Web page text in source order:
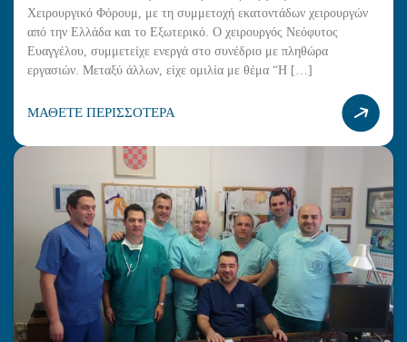
Χειρουργικό Φόρουμ, με τη συμμετοχή εκατοντάδων χειρουργών
από την Ελλάδα και το Εξωτερικό. Ο χειρουργός Νεόφυτος
Ευαγγέλου, συμμετείχε ενεργά στο συνέδριο με πληθώρα
εργασιών. Μεταξύ άλλων, είχε ομιλία με θέμα “Η […]
ΜΑΘΕΤΕ ΠΕΡΙΣΣΟΤΕΡΑ